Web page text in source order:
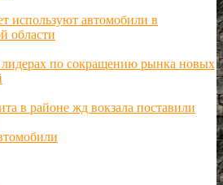
используют автомобили в
области
лидерах по сокращению рынка новых
в районе жд вокзала поставили